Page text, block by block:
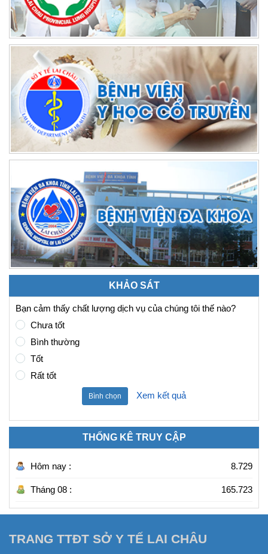
KHẢO SÁT
Bạn cảm thấy chất lượng dịch vụ của chúng tôi thế nào?
Chưa tốt
Bình thường
Tốt
Rất tốt
Bình chọn Xem kết quả
THỐNG KÊ TRUY CẬP
Hôm nay : 8.729
Tháng 08 : 165.723
TRANG TTĐT SỞ Y TẾ LAI CHÂU